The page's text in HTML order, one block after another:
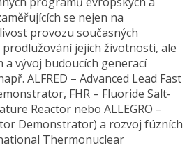
se nejen na
provozu současných
jejich životnosti, ale
a vývoj budoucích generací
ALFRED – Advanced Lead Fast
FHR – Fluoride Salt-
Reactor nebo ALLEGRO –
Demonstrator) a rozvoj fúzních
Thermonuclear